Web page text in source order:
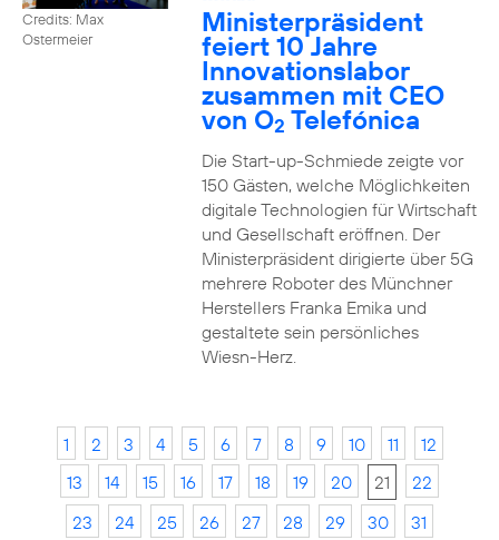
Credits: Max
Ostermeier
Ministerpräsident
feiert 10 Jahre
Innovationslabor
zusammen mit CEO
von O2 Telefónica
Die Start-up-Schmiede zeigte vor
150 Gästen, welche Möglichkeiten
digitale Technologien für Wirtschaft
und Gesellschaft eröffnen. Der
Ministerpräsident dirigierte über 5G
mehrere Roboter des Münchner
Herstellers Franka Emika und
gestaltete sein persönliches
Wiesn-Herz.
1 2 3 4 5 6 7 8 9 10 11
12
13
14 15 16 17 18 19 20 21
22
23
24 25 26 27 28 29 30
31